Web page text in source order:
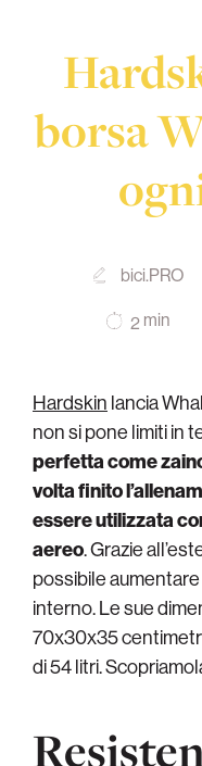
borsa
bici.PRO
2 min
Hardskin lancia
non si pone limiti in
perfetta come
volta finito
essere utilizzata
aereo. Grazie
possibile
interno. Le sue
70x30x35
di 54 litri.